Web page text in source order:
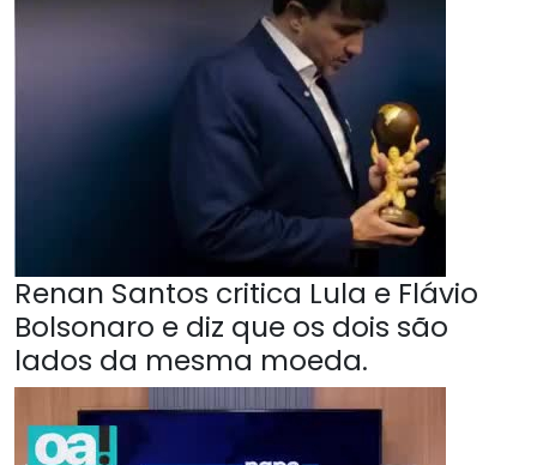
Renan Santos critica Lula e Flávio
Bolsonaro e diz que os dois são
lados da mesma moeda.